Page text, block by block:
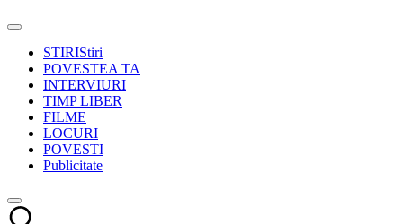
STIRIStiri
POVESTEA TA
INTERVIURI
TIMP LIBER
FILME
LOCURI
POVESTI
Publicitate